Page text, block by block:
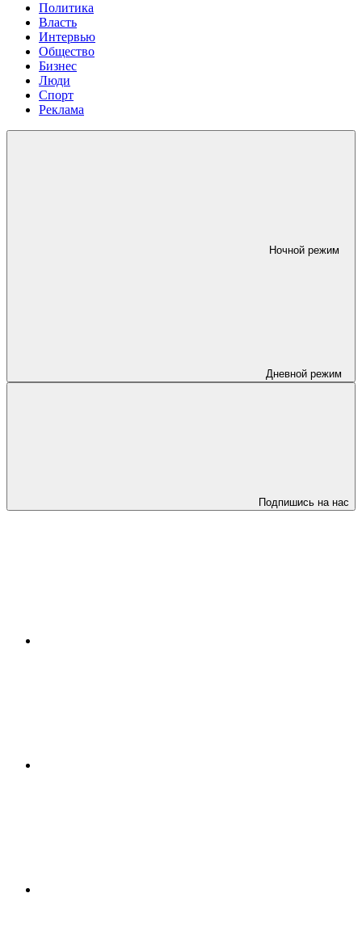
Политика
Власть
Интервью
Общество
Бизнес
Люди
Спорт
Реклама
Ночной режим
Дневной режим
Подпишись на нас